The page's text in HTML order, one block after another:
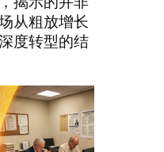
从粗放增长
度转型的结